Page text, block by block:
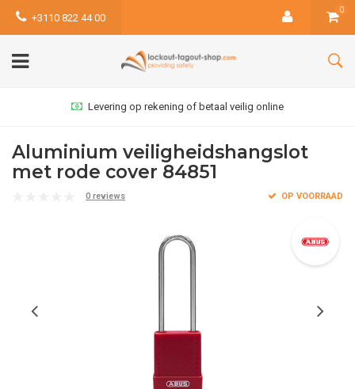
+3110 822 44 00
0
Levering op rekening of betaal veilig online
Aluminium veiligheidshangslot
met rode cover 84851
0 reviews OP VOORRAAD